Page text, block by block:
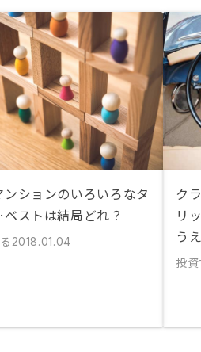
ンションのいろいろなタ
ストは結局どれ？
2018.01.04
ク
リ
う
投